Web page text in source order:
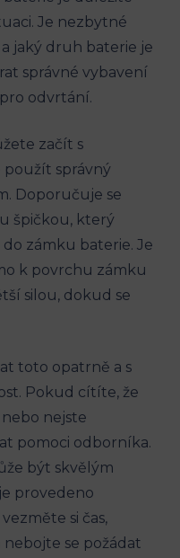
Je nezbytné
jaký druh baterie je
správné vybavení
odvrtání.
začít s
použít správný
Doporučuje se
špičkou, který
zámku baterie. Je
k povrchu zámku
silou, dokud se
toto opatrně a s
Pokud cítíte, že
nejste
pomoci odborníka.
být skvělým
provedeno
si čas,
se požádat